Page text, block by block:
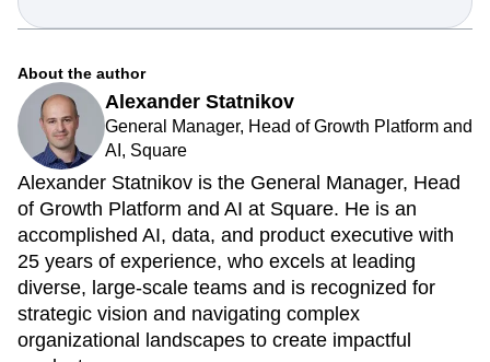
About the author
Alexander Statnikov
General Manager, Head of Growth Platform and
AI, Square
Alexander Statnikov is the General Manager, Head
of Growth Platform and AI at Square. He is an
accomplished AI, data, and product executive with
25 years of experience, who excels at leading
diverse, large-scale teams and is recognized for
strategic vision and navigating complex
organizational landscapes to create impactful